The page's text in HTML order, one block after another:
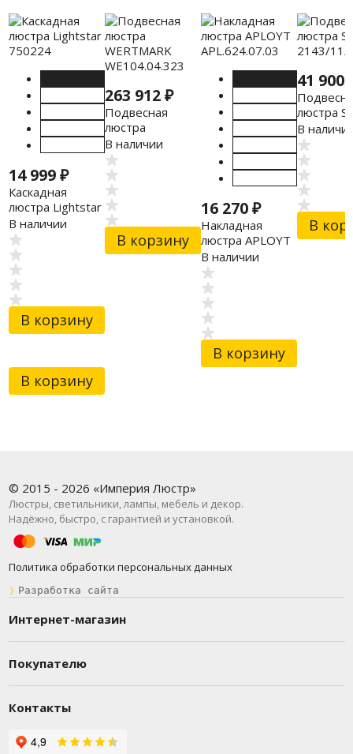
14 999₽
Каскадная
люстра Lightstar
750224
В наличии
В корзину
263 912₽
Подвесная
люстра
WERTMARK
WE104.04.323
В наличии
В корзину
16 270₽
Накладная
люстра APLOYT
APL.624.07.03
В наличии
В корзину
41 900
люстра
2143/11/
В
В
В корзину
© 2015 - 2026 «Империя Люстр»
Люстры, светильники, лампы, мебель и декор.
Надёжно, быстро, с гарантией и установкой.
Политика обработки персональных данных
❯ Разработка сайта
Интернет-магазин
Покупателю
Контакты